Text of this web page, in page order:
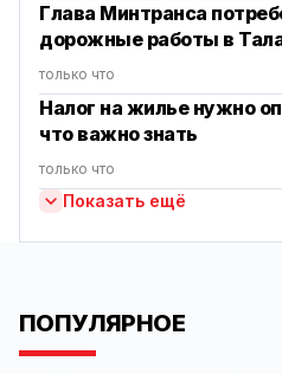
Глава Минтранса
дорожные работы в
только что
Налог на жилье нужно
что важно знать
только что
Показать ещё
ПОПУЛЯРНОЕ